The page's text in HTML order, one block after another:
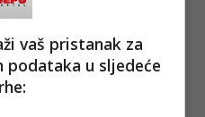
vaš pristanak za
podataka u sljedeće